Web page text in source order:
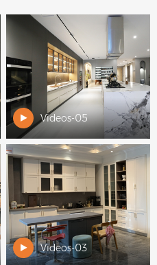
Videos-05
Videos-03